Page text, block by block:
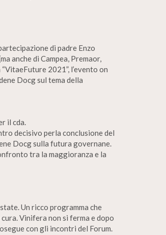
di padre Enzo
anche di Campea, Premaor,
2021”, l’evento on
Docg sul tema della
il cda.
decisivo perla conclusione del
Docg sulla futura governane.
tra la maggioranza e la
Un ricco programma che
Vinifera non si ferma e dopo
con gli incontri del Forum.